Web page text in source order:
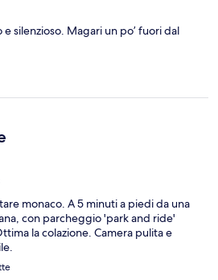
silenzioso. Magari un po’ fuori dal
monaco. A 5 minuti a piedi da una
con parcheggio 'park and ride'
la colazione. Camera pulita e